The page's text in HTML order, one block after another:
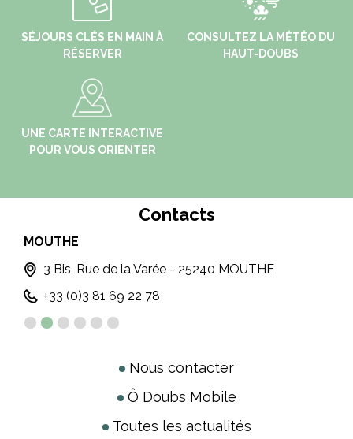
SÉJOURS CLÉS EN MAIN À
RÉSERVER
CONSULTEZ LA MÉTÉO DU
HAUT-DOUBS
UNE CARTE INTERACTIVE
POUR VOUS ORIENTER
Contacts
MOUTHE
3 Bis, Rue de la Varée - 25240 MOUTHE
+33 (0)3 81 69 22 78
Nous contacter
Ô Doubs Mobile
Toutes les actualités